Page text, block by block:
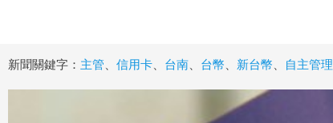
新聞關鍵字： 主管、 信用卡、 台南、 台幣、 新台幣、 自主管理